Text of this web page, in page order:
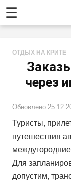
☰
ОТДЫХ НА КРИТЕ
через
Обновлено
Туристы,
путешествия
Для
допустим,